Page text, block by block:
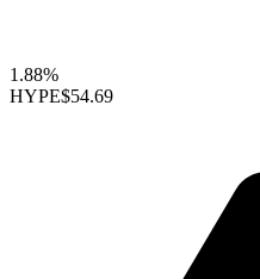
1.88%
HYPE$54.69